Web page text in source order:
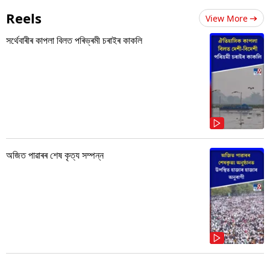
Reels View More
সৰ্থেবাৰীৰ কাপলা বিলত পৰিভ্ৰমী চৰাইৰ কাকলি
অজিত পাৱাৰৰ শেষ কৃত্য সম্পন্ন